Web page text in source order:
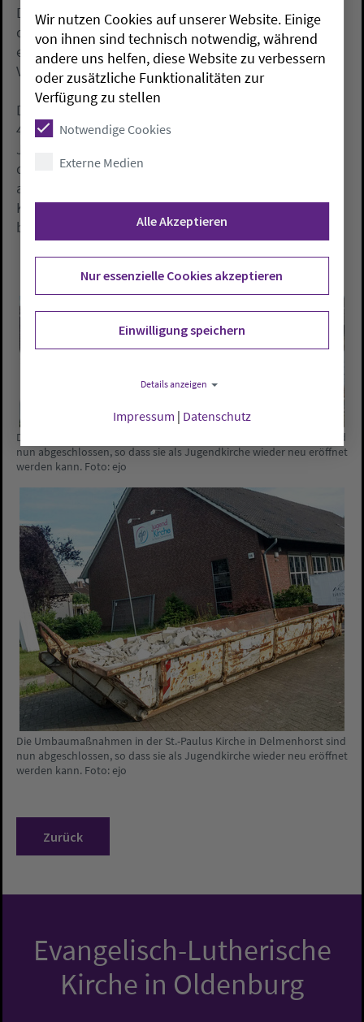
Dienstsitz. Etwa 50 Ehrenamtliche engagieren sich für
das Projekt, zu dem unter anderem neben einer Band
eine Technikgruppe mit ausgefeilter Ausrüstung für
Veranstaltungen gehört.
Die oldenburgische Kirche hat dieses Projekt mit
440.000 Euro gefördert. Bundesweit gibt es rund 260
Jugendkirchen. Die Besonderheit in Delmenhorst ist,
dass die Jugendkirche über ihre Räumlichkeiten
alleine verfügen kann und nicht mit einer
Kirchengemeinde teilen muss. Dieses ist im
bundesweiten Vergleich eher die Ausnahme.
Die Umbaumaßnahmen in der St.-Paulus Kirche in Delmenhorst sind
nun abgeschlossen, so dass sie als Jugendkirche wieder neu eröffnet
werden kann. Foto: ejo
Die Umbaumaßnahmen in der St.-Paulus Kirche in Delmenhorst sind
nun abgeschlossen, so dass sie als Jugendkirche wieder neu eröffnet
werden kann. Foto: ejo
Zurück
Evangelisch-Lutherische
Kirche in Oldenburg
Wir nutzen Cookies auf unserer Website. Einige
von ihnen sind technisch notwendig, während
andere uns helfen, diese Website zu verbessern
oder zusätzliche Funktionalitäten zur
Verfügung zu stellen
Notwendige Cookies
Externe Medien
Alle Akzeptieren
Nur essenzielle Cookies akzeptieren
Einwilligung speichern
Details anzeigen
Impressum | Datenschutz